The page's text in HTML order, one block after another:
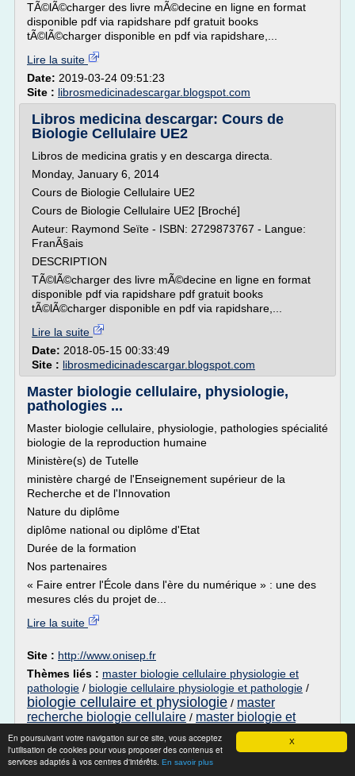
X
En poursuivant votre navigation sur ce site, vous acceptez
l'utilisation de cookies pour vous proposer des contenus et
services adaptés à vos centres d'intérêts. En savoir plus
TÃ©lÃ©charger des livre mÃ©decine en ligne en format
disponible pdf via rapidshare pdf gratuit books
tÃ©lÃ©charger disponible en pdf via rapidshare,...
Lire la suite
Date: 2019-03-24 09:51:23
Site : librosmedicinadescargar.blogspot.com
Libros medicina descargar: Cours de
Biologie Cellulaire UE2
Libros de medicina gratis y en descarga directa.
Monday, January 6, 2014
Cours de Biologie Cellulaire UE2
Cours de Biologie Cellulaire UE2 [Broché]
Auteur: Raymond Seïte - ISBN: 2729873767 - Langue:
FranÃ§ais
DESCRIPTION
TÃ©lÃ©charger des livre mÃ©decine en ligne en format
disponible pdf via rapidshare pdf gratuit books
tÃ©lÃ©charger disponible en pdf via rapidshare,...
Lire la suite
Date: 2018-05-15 00:33:49
Site : librosmedicinadescargar.blogspot.com
Master biologie cellulaire, physiologie,
pathologies ...
Master biologie cellulaire, physiologie, pathologies spécialité
biologie de la reproduction humaine
Ministère(s) de Tutelle
ministère chargé de l'Enseignement supérieur de la
Recherche et de l'Innovation
Nature du diplôme
diplôme national ou diplôme d'Etat
Durée de la formation
Nos partenaires
« Faire entrer l'École dans l'ère du numérique » : une des
mesures clés du projet de...
Lire la suite
Site : http://www.onisep.fr
Thèmes liés : master biologie cellulaire physiologie et
pathologie / biologie cellulaire physiologie et pathologie /
biologie cellulaire et physiologie / master
recherche biologie cellulaire / master biologie et
Master recherche Biologie santé,